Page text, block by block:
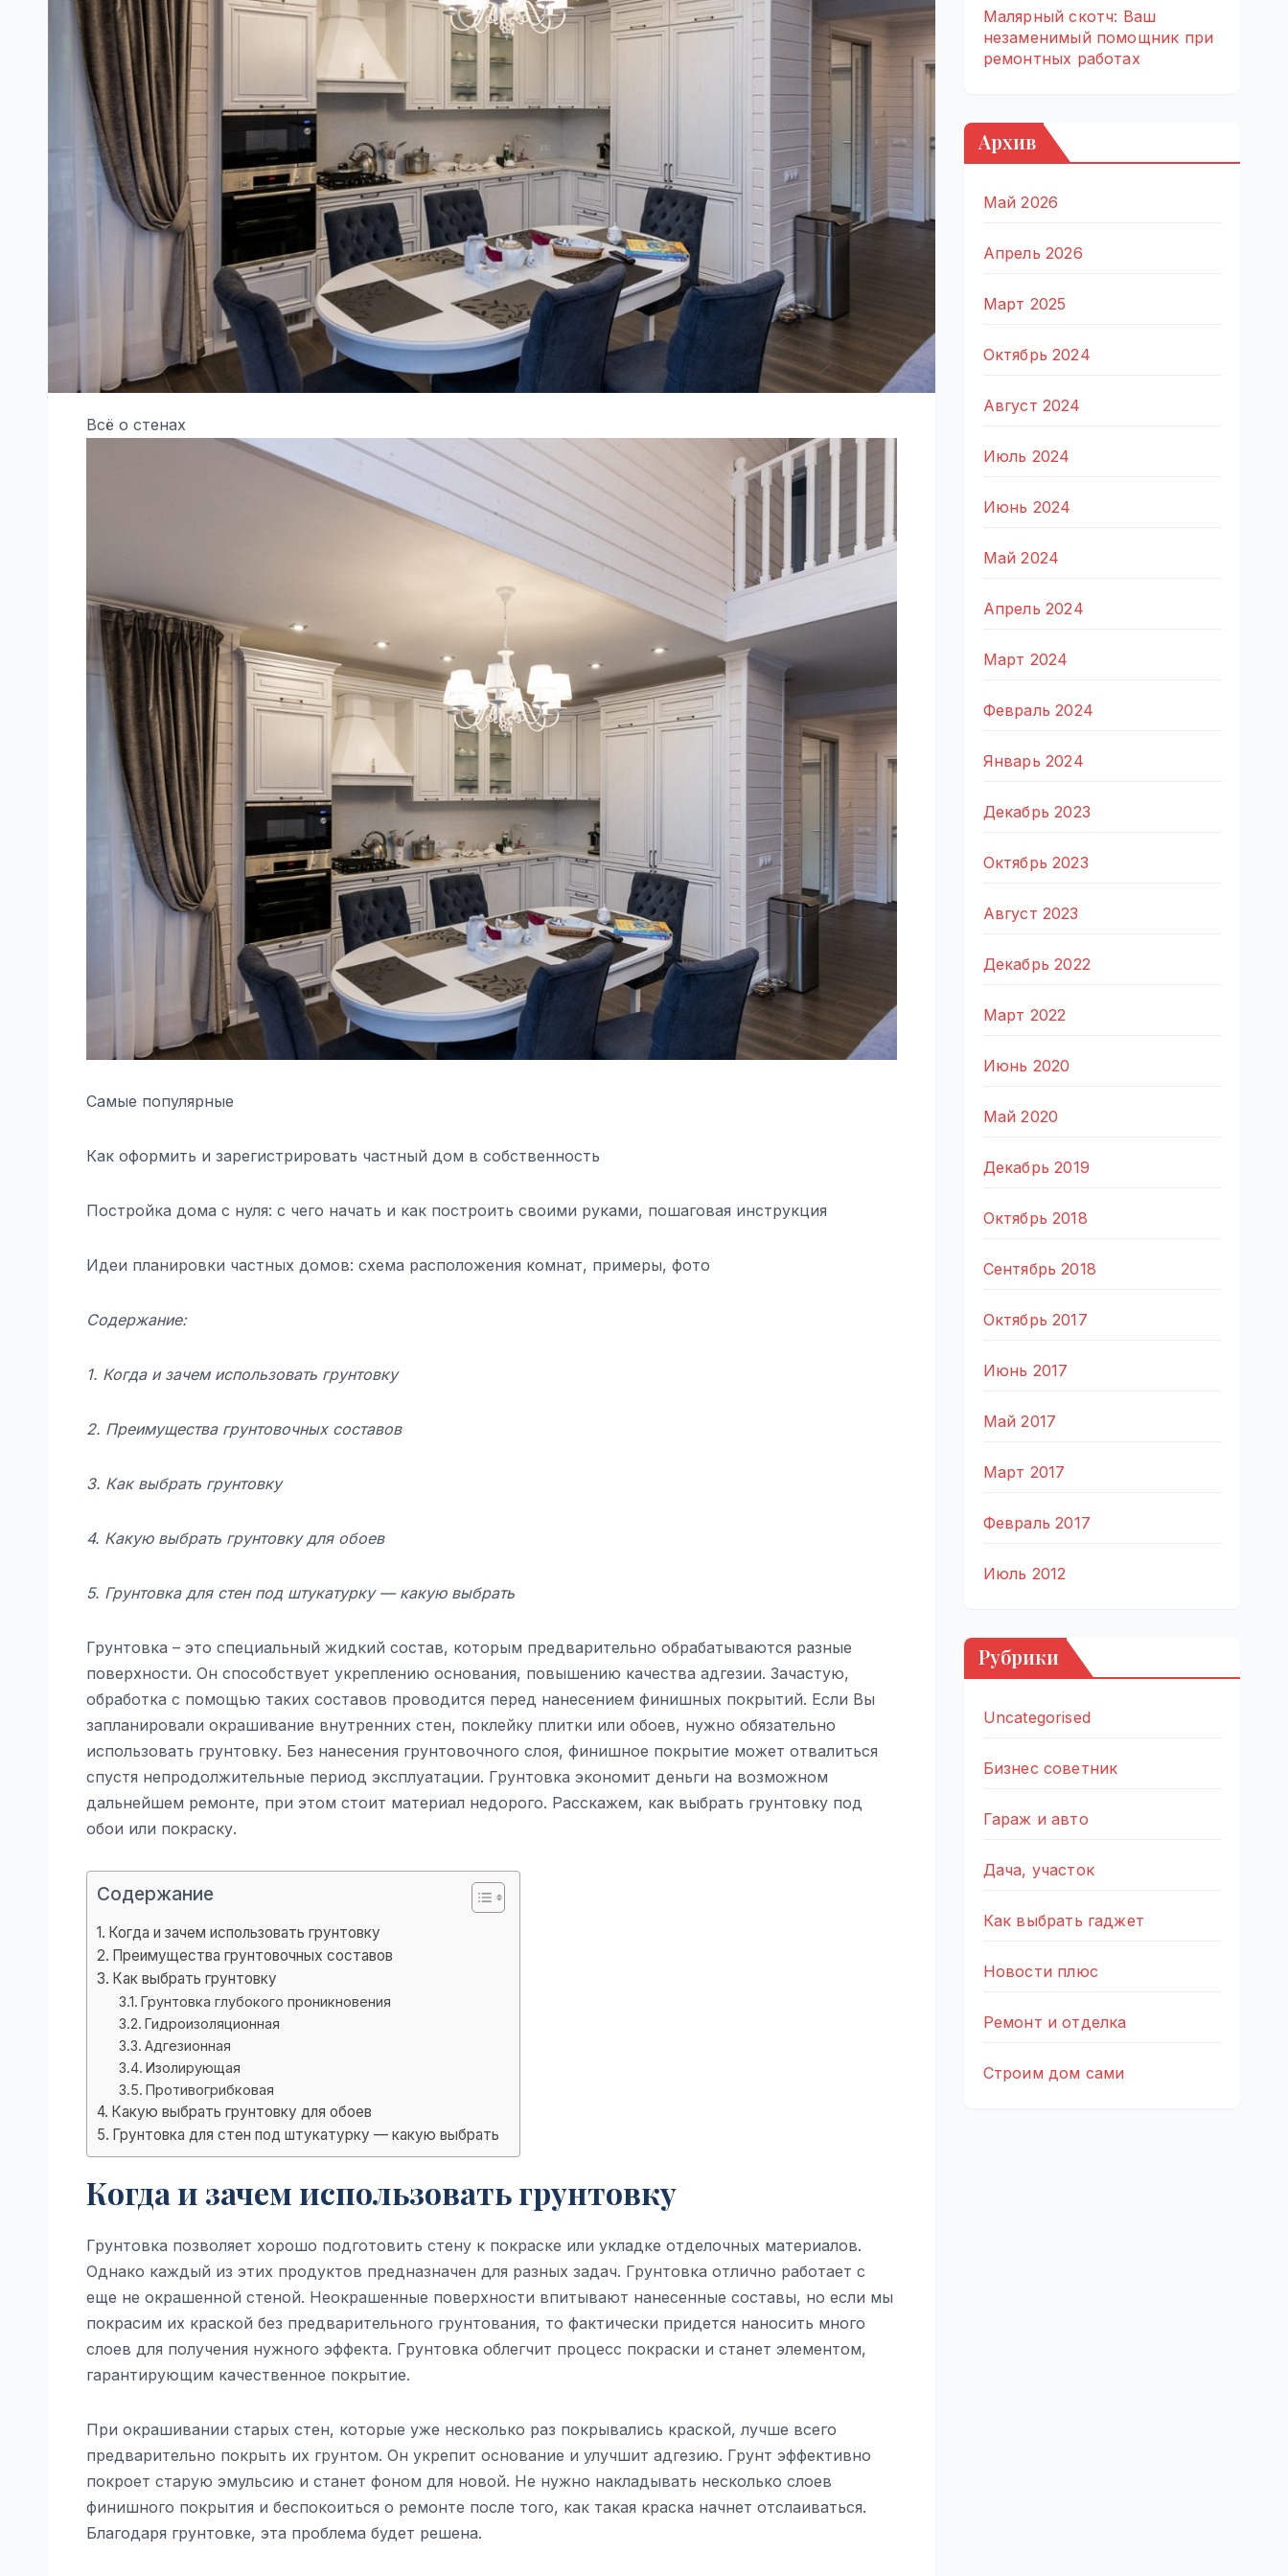
Всё о стенах
Самые популярные
Как оформить и зарегистрировать частный дом в собственность
Постройка дома с нуля: с чего начать и как построить своими руками, пошаговая инструкция
Идеи планировки частных домов: схема расположения комнат, примеры, фото
Содержание:
1. Когда и зачем использовать грунтовку
2. Преимущества грунтовочных составов
3. Как выбрать грунтовку
4. Какую выбрать грунтовку для обоев
5. Грунтовка для стен под штукатурку — какую выбрать
Грунтовка – это специальный жидкий состав, которым предварительно обрабатываются разные
поверхности. Он способствует укреплению основания, повышению качества адгезии. Зачастую,
обработка с помощью таких составов проводится перед нанесением финишных покрытий. Если Вы
запланировали окрашивание внутренних стен, поклейку плитки или обоев, нужно обязательно
использовать грунтовку. Без нанесения грунтовочного слоя, финишное покрытие может отвалиться
спустя непродолжительные период эксплуатации. Грунтовка экономит деньги на возможном
дальнейшем ремонте, при этом стоит материал недорого. Расскажем, как выбрать грунтовку под
обои или покраску.
Содержание
Когда и зачем использовать грунтовку
Преимущества грунтовочных составов
Как выбрать грунтовку
Грунтовка глубокого проникновения
Гидроизоляционная
Адгезионная
Изолирующая
Противогрибковая
Какую выбрать грунтовку для обоев
Грунтовка для стен под штукатурку — какую выбрать
Когда и зачем использовать грунтовку
Грунтовка позволяет хорошо подготовить стену к покраске или укладке отделочных материалов.
Однако каждый из этих продуктов предназначен для разных задач. Грунтовка отлично работает с
еще не окрашенной стеной. Неокрашенные поверхности впитывают нанесенные составы, но если мы
покрасим их краской без предварительного грунтования, то фактически придется наносить много
слоев для получения нужного эффекта. Грунтовка облегчит процесс покраски и станет элементом,
гарантирующим качественное покрытие.
При окрашивании старых стен, которые уже несколько раз покрывались краской, лучше всего
предварительно покрыть их грунтом. Он укрепит основание и улучшит адгезию. Грунт эффективно
покроет старую эмульсию и станет фоном для новой. Не нужно накладывать несколько слоев
финишного покрытия и беспокоиться о ремонте после того, как такая краска начнет отслаиваться.
Благодаря грунтовке, эта проблема будет решена.
Малярный скотч: Ваш
незаменимый помощник при
ремонтных работах
Архив
Май 2026
Апрель 2026
Март 2025
Октябрь 2024
Август 2024
Июль 2024
Июнь 2024
Май 2024
Апрель 2024
Март 2024
Февраль 2024
Январь 2024
Декабрь 2023
Октябрь 2023
Август 2023
Декабрь 2022
Март 2022
Июнь 2020
Май 2020
Декабрь 2019
Октябрь 2018
Сентябрь 2018
Октябрь 2017
Июнь 2017
Май 2017
Март 2017
Февраль 2017
Июль 2012
Рубрики
Uncategorised
Бизнес советник
Гараж и авто
Дача, участок
Как выбрать гаджет
Новости плюс
Ремонт и отделка
Строим дом сами